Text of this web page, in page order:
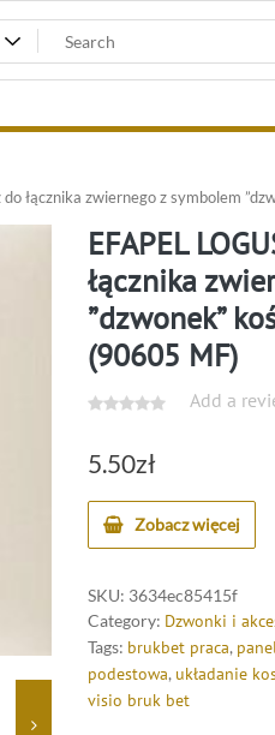
łącznika zwiernego z symbolem
EFAPEL
łącznika
”dzwonek”
(90605 MF)
Add a
5.50zł
Zobacz więcej
SKU: 3634ec85415f
Category: Dzwonki i
Tags: brukbet praca,
podestowa, układanie
visio bruk bet